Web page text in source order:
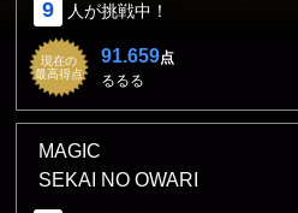
9 人が挑戦中！
現在の
最高得点
91.659点
るるる
MAGIC
SEKAI NO OWARI